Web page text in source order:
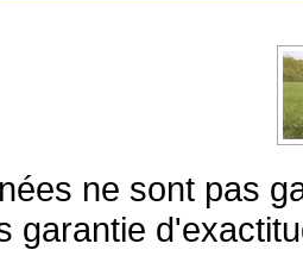
ne sont pas
garantie